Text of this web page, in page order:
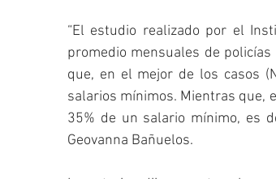
“El estudio realizado por el
promedio mensuales de
que, en el mejor de los casos
salarios mínimos. Mientras que,
35% de un salario mínimo, es
Geovanna Bañuelos.